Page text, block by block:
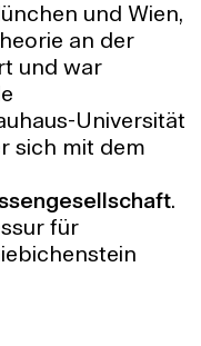
und Wien,
an der
und war
Universität
sich mit dem
.
für